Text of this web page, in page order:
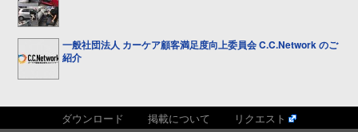
一般社団法人 カーケア顧客満足度向上委員会 C.C.Network のご
紹介
ダウンロード 掲載について リクエスト